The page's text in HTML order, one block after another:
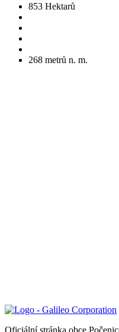
853 Hektarů
268 metrů n. m.
Oficiální stránka obce